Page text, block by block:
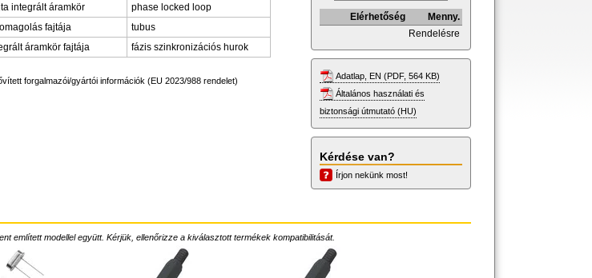
integrált áramkör
phase locked loop
fajtája
tubus
áramkör fajtája
fázis szinkronizációs hurok
forgalmazói/gyártói információk (EU 2023/988 rendelet)
Elérhetőség
Menny.
Rendelésre
Adatlap, EN (PDF, 564 KB)
Általános használati és
biztonsági útmutató (HU)
Kérdése van?
Írjon nekünk most!
említett modellel együtt. Kérjük, ellenőrizze a kiválasztott termékek kompatibilitását.